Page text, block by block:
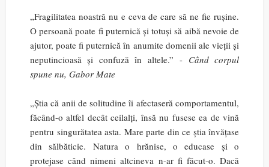
„Fragilitatea noastră nu e ceva de care să ne fie rușine.
O persoană poate fi puternică și totuși să aibă nevoie de
ajutor, poate fi puternică în anumite domenii ale vieții și
neputincioasă și confuză în altele.” - Când corpul
spune nu, Gabor Mate
„Știa că anii de solitudine îi afectaseră comportamentul,
făcând-o altfel decât ceilalți, însă nu fusese ea de vină
pentru singurătatea asta. Mare parte din ce știa învățase
din sălbăticie. Natura o hrănise, o educase și o
protejase când nimeni altcineva n-ar fi făcut-o. Dacă